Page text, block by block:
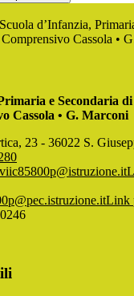
Scuola d’Infanzia,
Cassola •
e Secondaria
Cassola • G. Marconi
23 - 36022 S.
Link